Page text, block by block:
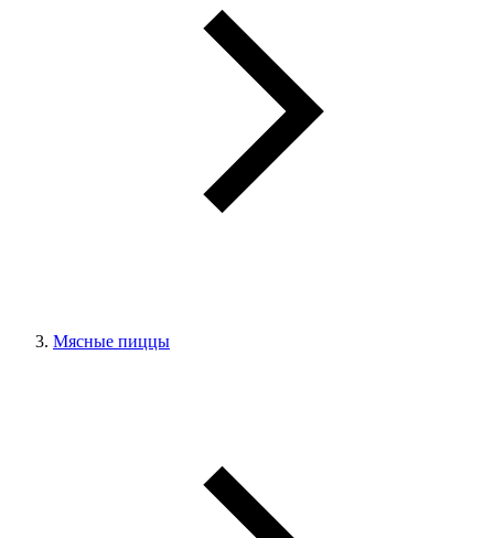
Мясные пиццы